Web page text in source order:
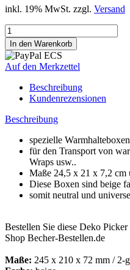
inkl. 19% MwSt. zzgl. Versand
Auf den Merkzettel
Beschreibung
Kundenrezensionen
Beschreibung
spezielle
für den Transport von
Wraps usw..
Maße 24,5 x 21 x 7,2 cm
Diese Boxen sind beige
somit neutral und
Bestellen Sie diese Deko
Shop Becher-Bestellen.de
Maße: 245 x 210 x 72 mm / 2-